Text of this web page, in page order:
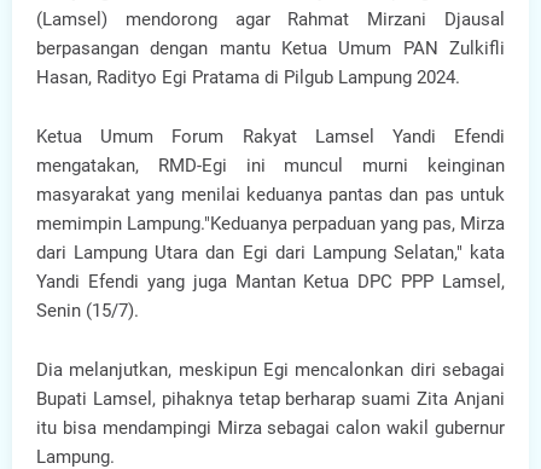
(Lamsel) mendorong agar Rahmat Mirzani Djausal
berpasangan dengan mantu Ketua Umum PAN Zulkifli
Hasan, Radityo Egi Pratama di Pilgub Lampung 2024.
Ketua Umum Forum Rakyat Lamsel Yandi Efendi
mengatakan, RMD-Egi ini muncul murni keinginan
masyarakat yang menilai keduanya pantas dan pas untuk
memimpin Lampung."Keduanya perpaduan yang pas, Mirza
dari Lampung Utara dan Egi dari Lampung Selatan," kata
Yandi Efendi yang juga Mantan Ketua DPC PPP Lamsel,
Senin (15/7).
Dia melanjutkan, meskipun Egi mencalonkan diri sebagai
Bupati Lamsel, pihaknya tetap berharap suami Zita Anjani
itu bisa mendampingi Mirza sebagai calon wakil gubernur
Lampung.